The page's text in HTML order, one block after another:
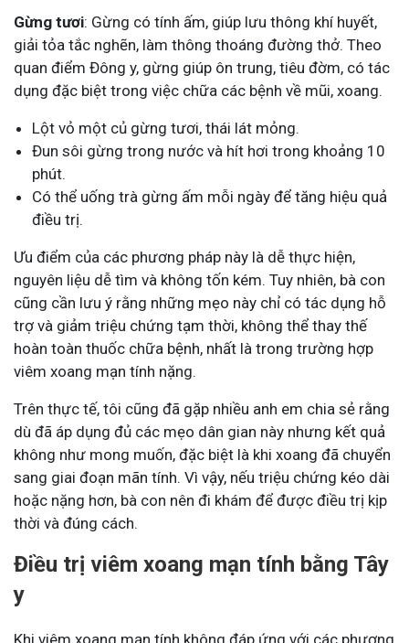
Gừng tươi: Gừng có tính ấm, giúp lưu thông khí huyết,
giải tỏa tắc nghẽn, làm thông thoáng đường thở. Theo
quan điểm Đông y, gừng giúp ôn trung, tiêu đờm, có tác
dụng đặc biệt trong việc chữa các bệnh về mũi, xoang.
Lột vỏ một củ gừng tươi, thái lát mỏng.
Đun sôi gừng trong nước và hít hơi trong khoảng 10
phút.
Có thể uống trà gừng ấm mỗi ngày để tăng hiệu quả
điều trị.
Ưu điểm của các phương pháp này là dễ thực hiện,
nguyên liệu dễ tìm và không tốn kém. Tuy nhiên, bà con
cũng cần lưu ý rằng những mẹo này chỉ có tác dụng hỗ
trợ và giảm triệu chứng tạm thời, không thể thay thế
hoàn toàn thuốc chữa bệnh, nhất là trong trường hợp
viêm xoang mạn tính nặng.
Trên thực tế, tôi cũng đã gặp nhiều anh em chia sẻ rằng
dù đã áp dụng đủ các mẹo dân gian này nhưng kết quả
không như mong muốn, đặc biệt là khi xoang đã chuyển
sang giai đoạn mãn tính. Vì vậy, nếu triệu chứng kéo dài
hoặc nặng hơn, bà con nên đi khám để được điều trị kịp
thời và đúng cách.
Điều trị viêm xoang mạn tính bằng Tây
y
Khi viêm xoang mạn tính không đáp ứng với các phương